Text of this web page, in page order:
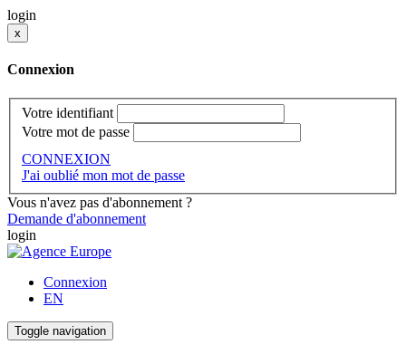
login
x
Connexion
Votre identifiant
Votre mot de passe
CONNEXION
J'ai oublié mon mot de passe
Vous n'avez pas d'abonnement ?
Demande d'abonnement
login
Connexion
EN
Toggle navigation